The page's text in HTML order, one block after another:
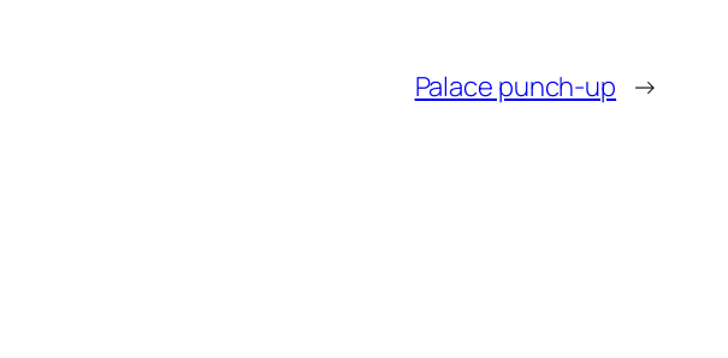
Palace punch-up →